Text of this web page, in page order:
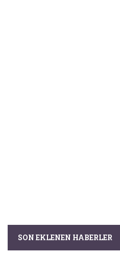
SON EKLENEN HABERLER